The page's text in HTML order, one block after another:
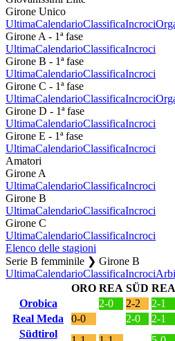
Girone Unico
UltimaCalendarioClassificaIncroci
Girone A - 1ª fase
UltimaCalendarioClassificaIncroci
Girone B - 1ª fase
UltimaCalendarioClassificaIncroci
Girone C - 1ª fase
UltimaCalendarioClassificaIncroci
Girone D - 1ª fase
UltimaCalendarioClassificaIncroci
Girone E - 1ª fase
UltimaCalendarioClassificaIncroci
Amatori
Girone A
UltimaCalendarioClassificaIncroci
Girone B
UltimaCalendarioClassificaIncroci
Girone C
UltimaCalendarioClassificaIncroci
Elenco delle stagioni
Serie B femminile ❯ Girone B
UltimaCalendarioClassificaIncroci
ORO REA SÜD REA
Orobica
2-0 2-2 2-1
Real Meda
0-0 2-0 2-1
Südtirol